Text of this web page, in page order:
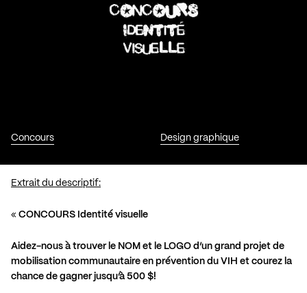
Concours Design graphique
Extrait du descriptif:
« CONCOURS Identité visuelle
Aidez-nous à trouver le NOM et le LOGO d’un grand projet de
mobilisation communautaire en prévention du VIH et courez la
chance de gagner jusqu’à 500 $!